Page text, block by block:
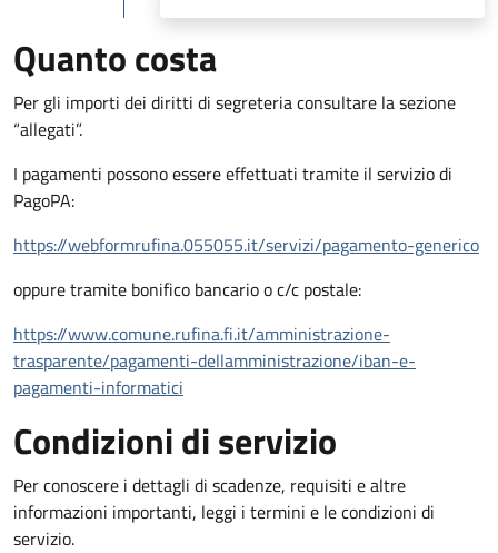
Quanto costa
Per gli importi dei diritti di segreteria consultare la sezione
“allegati”.
I pagamenti possono essere effettuati tramite il servizio di
PagoPA:
https://webformrufina.055055.it/servizi/pagamento-generico
oppure tramite bonifico bancario o c/c postale:
https://www.comune.rufina.fi.it/amministrazione-
trasparente/pagamenti-dellamministrazione/iban-e-
pagamenti-informatici
Condizioni di servizio
Per conoscere i dettagli di scadenze, requisiti e altre
informazioni importanti, leggi i termini e le condizioni di
servizio.